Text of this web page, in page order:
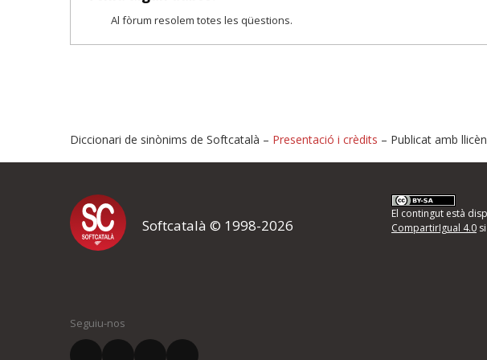
Al fòrum resolem totes les qüestions.
Proposeu-nos millores o informeu
Si heu trobat un error o voleu proposar alguna millora, ompliu els camps següents i descriviu
proposeu o l'error del qual voleu informar-nos.
Diccionari de sinònims de Softcatalà – Presentació i crèdits – Publicat amb
Softcatalà © 1998-2026
El contingut està
CompartirIgual 4.0si
Seguiu-nos